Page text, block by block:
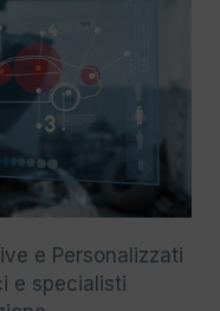
e Personalizzati
e specialisti